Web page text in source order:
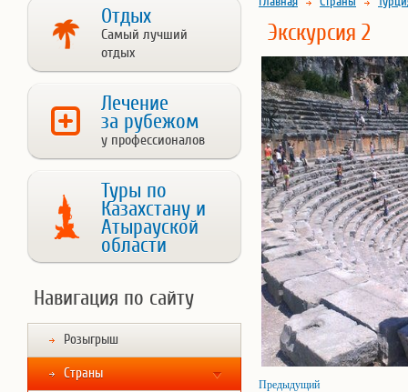
Отдых
Самый лучший
отдых
Лечение
за рубежом
у профессионалов
Туры по
Казахстану и
Атырауской
области
Навигация по сайту
Розыгрыш
Страны
Экскурсия 2
Предыдущий